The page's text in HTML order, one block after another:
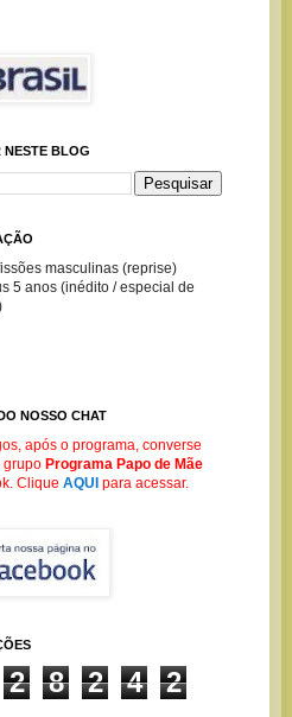
NESTE BLOG
masculinas (reprise)
5 anos (inédito / especial de
NOSSO CHAT
após o programa, converse
grupo Programa Papo de Mãe
. Clique AQUI para acessar.
2 8 2 4 2